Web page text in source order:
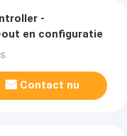
-
en configuratie
Contact nu